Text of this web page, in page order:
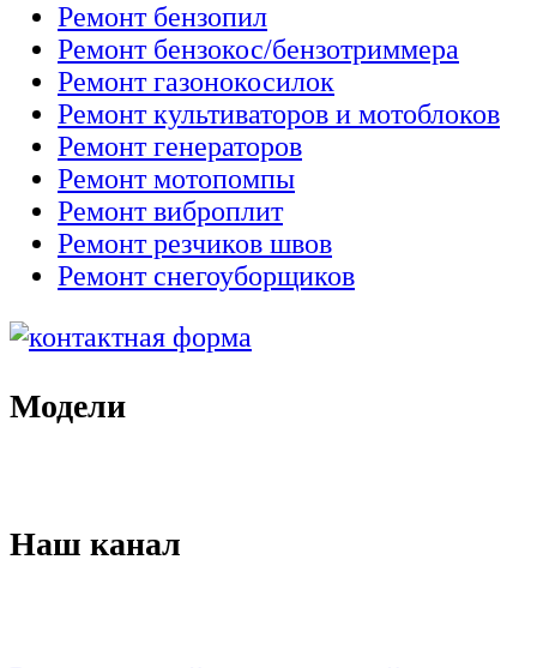
Ремонт бензопил
Ремонт бензокос/бензотриммера
Ремонт газонокосилок
Ремонт культиваторов и мотоблоков
Ремонт генераторов
Ремонт мотопомпы
Ремонт виброплит
Ремонт резчиков швов
Ремонт снегоуборщиков
Модели
Наш канал